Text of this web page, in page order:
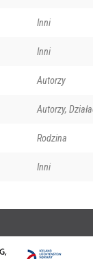
Inni
Inni
Autorzy
Autorzy,
Rodzina
Inni